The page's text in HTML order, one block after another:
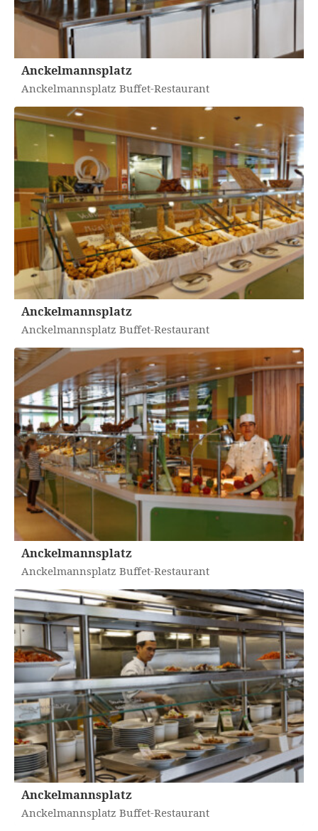
Anckelmannsplatz
Anckelmannsplatz Buffet-Restaurant
Anckelmannsplatz
Anckelmannsplatz Buffet-Restaurant
Anckelmannsplatz
Anckelmannsplatz Buffet-Restaurant
Anckelmannsplatz
Anckelmannsplatz Buffet-Restaurant